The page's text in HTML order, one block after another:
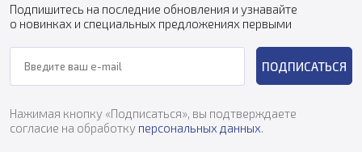
Подпишитесь на последние обновления и узнавайте
о новинках и специальных предложениях первыми
ПОДПИСАТЬСЯ
Нажимая кнопку «Подписаться», вы подтверждаете
согласие на обработку персональных данных.